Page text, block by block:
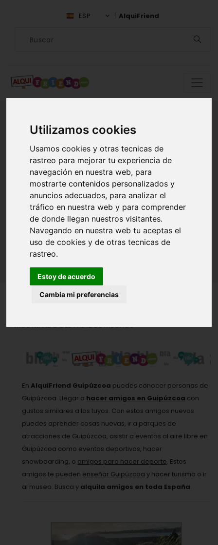
Utilizamos cookies
Usamos cookies y otras tecnicas de
rastreo para mejorar tu experiencia de
navegación en nuestra web, para
mostrarte contenidos personalizados y
anuncios adecuados, para analizar el
tráfico en nuestra web y para comprender
de donde llegan nuestros visitantes.
Navegando en nuestra web tu aceptas el
uso de cookies y de otras tecnicas de
rastreo.
Estoy de acuerdo
Cambia mi preferencias
ESP AlquiFriend
Encuentra
compañía en
Guipúzcoa
ALQUILAR AMIGOS EN
GUIPÚZCOA
Inicio Amigos - Amigas Guipúzcoa
MOSTRANDO DEL 1 AL 12 DE MUCHOS
En AlquiFriend Guipúzcoa puedes conocer personas de
Guipúzcoa. Llegar a hacer amigos en Guipúzcoa con
gustos similares a los tuyos. Con estos amigos nuevos
puedes aprender cosas nuevas, ir a parques de
atracciones de Guipúzcoa, asistir a eventos al aire libre en
Guipúzcoa como eventos deportivos, hacer
snowboarding, o amigos para hacer deporte. Estos
amigos te pueden enseñar Guipúzcoa y hacer turismo o ir
al museo. Busca y alquila amigos en toda España.